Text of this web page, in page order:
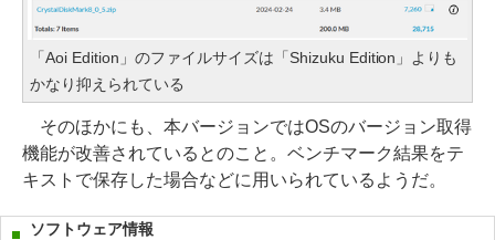
「Aoi Edition」のファイルサイズは「Shizuku Edition」よりも
かなり抑えられている
そのほかにも、本バージョンではOSのバージョン取得
機能が改善されているとのこと。ベンチマーク結果をテ
キストで保存した場合などに用いられているようだ。
ソフトウェア情報